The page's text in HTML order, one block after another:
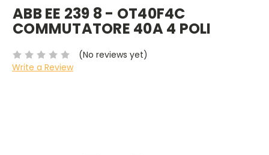
ABB EE 239 8 - OT40F4C
COMMUTATORE 40A 4 POLI
(No reviews yet)
Write a Review